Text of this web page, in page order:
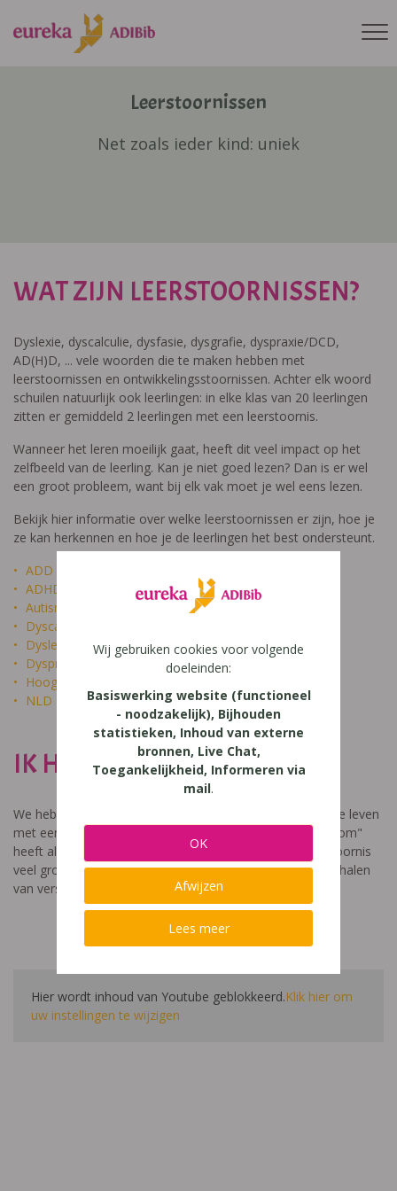
Leerstoornissen
Net zoals ieder kind: uniek
WAT ZIJN LEERSTOORNISSEN?
Dyslexie, dyscalculie, dysfasie, dysgrafie, dyspraxie/DCD,
AD(H)D, ... vele woorden die te maken hebben met
leerstoornissen en ontwikkelingsstoornissen. Achter elk woord
schuilen natuurlijk ook leerlingen: in elke klas van 20 leerlingen
zitten er gemiddeld 2 leerlingen met een leerstoornis.
Wanneer het leren moeilijk gaat, heeft dit veel impact op het
zelfbeeld van de leerling. Kan je niet goed lezen? Dan is er wel
een groot probleem, want bij elk vak moet je wel eens lezen.
Bekijk hier informatie over welke leerstoornissen er zijn, hoe je
ze kan herkennen en hoe je de leerlingen het best ondersteunt.
ADD
ADHD
Autisme
Dyscalculie
Dyslexie
Dyspraxie
Hoogbegaafdheid
NLD
IK HEET NIET DOM
We hebben een video gemaakt die toont hoe het is om te leven
met een leerstoornis. De film met als titel: "Ik heet niet dom"
heeft als doel aan te tonen dat de impact van een leerstoornis
veel groter is dan enkel wat je ziet in de klas. Je hoort verhalen
van verschillende leerlingen en ouders.
Hier wordt inhoud van Youtube geblokkeerd.Klik hier om
uw instellingen te wijzigen
Wij gebruiken cookies voor volgende
doeleinden:
Basiswerking website (functioneel
- noodzakelijk), Bijhouden
statistieken, Inhoud van externe
bronnen, Live Chat,
Toegankelijkheid, Informeren via
mail.
OK
Afwijzen
Lees meer